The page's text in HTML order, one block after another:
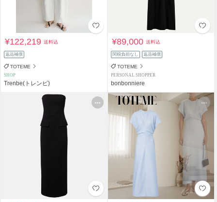
¥122,219送料込
返品補償
TOTEME
SHOP
Trenbe(トレンビ)
¥89,000送料込
関税負担なし 返品補償
TOTEME
PERSONAL SHOPPER
bonbonniere